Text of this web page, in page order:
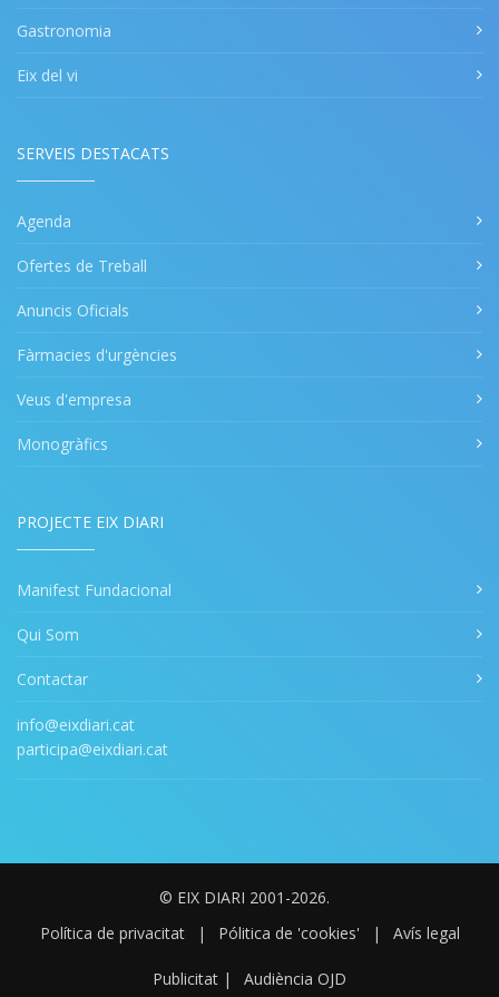
Gastronomia
Eix del vi
SERVEIS DESTACATS
Agenda
Ofertes de Treball
Anuncis Oficials
Fàrmacies d'urgències
Veus d'empresa
Monogràfics
PROJECTE EIX DIARI
Manifest Fundacional
Qui Som
Contactar
info@eixdiari.cat
participa@eixdiari.cat
© EIX DIARI 2001-2026.
Política de privacitat
| Pólitica de 'cookies' | Avís legal
Publicitat | Audiència OJD